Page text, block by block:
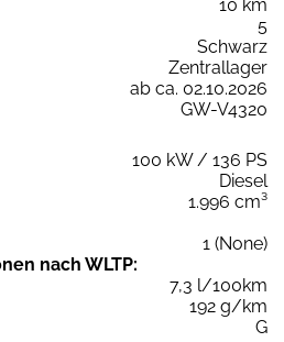
10 km
5
Schwarz
Zentrallager
ab ca. 02.10.2026
GW-V4320
100 kW / 136 PS
Diesel
1.996 cm³
1 (None)
nach WLTP:
7,3 l/100km
192 g/km
G